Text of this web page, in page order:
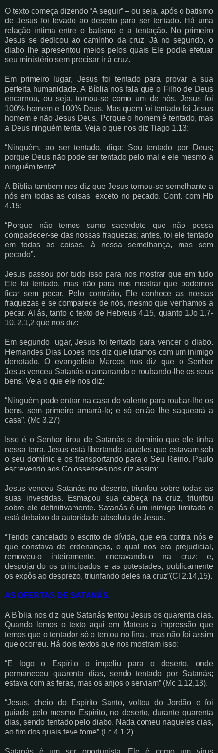
O texto começa dizendo “A seguir” – ou seja, após o batismo
de Jesus foi levado ao deserto para ser tentado. Há uma
relação íntima entre o batismo e a tentação. No primeiro
Jesus se dedicou ao caminho da cruz. Já no segundo, o
diabo lhe apresentou meios pelos quais Ele podia efetuar
seu ministério sem precisar ir à cruz.
Em primeiro lugar, Jesus foi tentado para provar a sua
perfeita humanidade. A Bíblia nos fala que o Filho de Deus
encarnou, ou seja, tornou-se como um de nós. Jesus foi
100% homem e 100% Deus. Mas quem foi tentado foi Jesus
homem e não Jesus Deus. Porque o homem é tentado, mas
a Deus ninguém tenta. Veja o que nos diz Tiago 1.13:
“Ninguém, ao ser tentado, diga: Sou tentado por Deus;
porque Deus não pode ser tentado pelo mal e ele mesmo a
ninguém tenta”.
A Bíblia também nos diz que Jesus tornou-se semelhante a
nós em todas as coisas, exceto no pecado. Conf. com Hb
4.15:
“Porque não temos sumo sacerdote que não possa
compadecer-se das nossas fraquezas; antes, foi ele tentado
em todas as coisas, à nossa semelhança, mas sem
pecado”.
Jesus passou por tudo isso para nos mostrar que em tudo
Ele foi tentado, mas não para nos mostrar que podemos
ficar sem pecar. Pelo contrário, Ele conhece as nossas
fraquezas e se comparece de nós, mesmo que venhamos a
pecar. Aliás, tanto o texto de Hebreus 4.15, quanto 1Jo 1.7-
10, 2.1,2 que nos diz:
Em segundo lugar, Jesus foi tentado para vencer o diabo.
Hernandes Dias Lopes nos diz que lutamos com um inimigo
derrotado. O evangelista Marcos nos diz que o Senhor
Jesus venceu Satanás o amarrando e roubando-lhe os seus
bens. Veja o que ele nos diz:
“Ninguém pode entrar na casa do valente para roubar-lhe os
bens, sem primeiro amarrá-lo; e só então lhe saqueará a
casa”. (Mc 3.27)
Isso é o Senhor tirou de Satanás o domínio que ele tinha
nessa terra. Jesus está libertando aqueles que estavam sob
o seu domínio e os transportando para o Seu Reino. Paulo
escrevendo aos Colossenses nos diz assim:
Jesus venceu Satanás no deserto, triunfou sobre todas as
suas investidas. Esmagou sua cabeça na cruz, triunfou
sobre ele definitivamente. Satanás é um inimigo limitado e
está debaixo da autoridade absoluta de Jesus.
“Tendo cancelado o escrito de dívida, que era contra nós e
que constava de ordenanças, o qual nos era prejudicial,
removeu-o inteiramente, encravando-o na cruz; e,
despojando os principados e as potestades, publicamente
os expôs ao desprezo, triunfando deles na cruz”(Cl 2.14,15).
AS OFERTAS DE SATANÁS.
A Bíblia nos diz que Satanás tentou Jesus os quarenta dias.
Quando lemos o texto aqui em Mateus a impressão que
temos que o tentador só o tentou no final, mas não foi assim
que ocorreu. Há dois textos que nos mostram isso:
“E logo o Espírito o impeliu para o deserto, onde
permaneceu quarenta dias, sendo tentado por Satanás;
estava com as feras, mas os anjos o serviam” (Mc 1.12,13).
“Jesus, cheio do Espírito Santo, voltou do Jordão e foi
guiado pelo mesmo Espírito, no deserto, durante quarenta
dias, sendo tentado pelo diabo. Nada comeu naqueles dias,
ao fim dos quais teve fome” (Lc 4.1,2).
Satanás é um ser oportunista. Ele é como um vírus